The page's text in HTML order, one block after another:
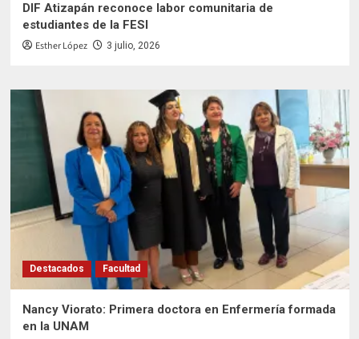
DIF Atizapán reconoce labor comunitaria de
estudiantes de la FESI
Esther López 3 julio, 2026
Destacados Facultad
Nancy Viorato: Primera doctora en Enfermería formada
en la UNAM